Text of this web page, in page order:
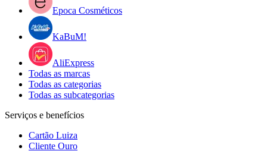
Epoca Cosméticos
KaBuM!
AliExpress
Todas as marcas
Todas as categorias
Todas as subcategorias
Serviços e benefícios
Cartão Luiza
Cliente Ouro